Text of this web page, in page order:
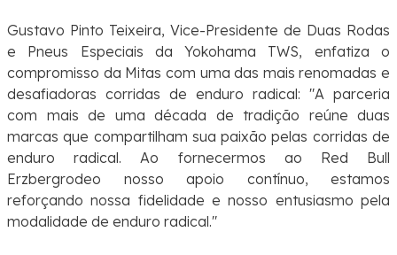
Gustavo Pinto Teixeira, Vice-Presidente de Duas Rodas
e Pneus Especiais da Yokohama TWS, enfatiza o
compromisso da Mitas com uma das mais renomadas e
desafiadoras corridas de enduro radical: "A parceria
com mais de uma década de tradição reúne duas
marcas que compartilham sua paixão pelas corridas de
enduro radical. Ao fornecermos ao Red Bull
Erzbergrodeo nosso apoio contínuo, estamos
reforçando nossa fidelidade e nosso entusiasmo pela
modalidade de enduro radical."